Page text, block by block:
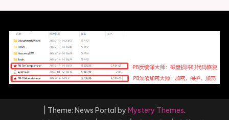
Theme: News Portal by Mystery Themes.